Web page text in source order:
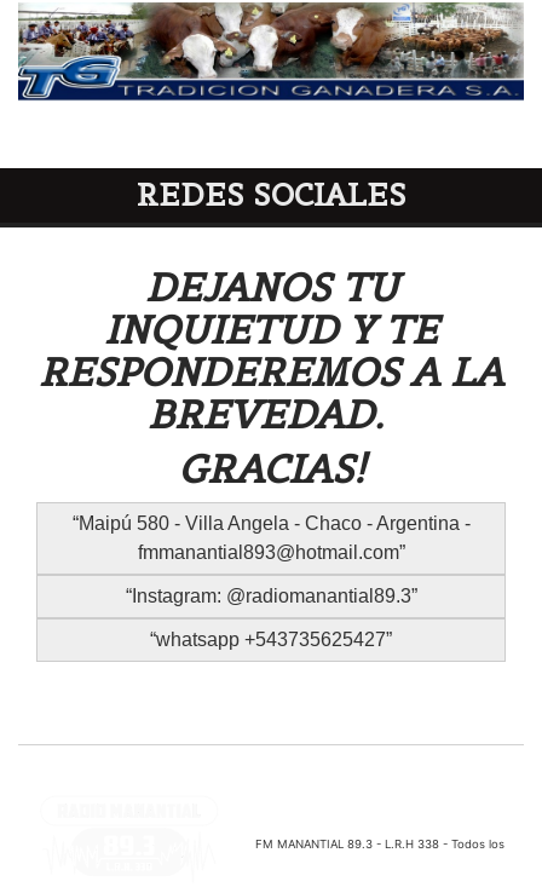
REDES SOCIALES
DEJANOS TU
INQUIETUD Y TE
RESPONDEREMOS A LA
BREVEDAD.
GRACIAS!
Maipú 580 - Villa Angela - Chaco - Argentina -
fmmanantial893@hotmail.com
Instagram: @radiomanantial89.3
whatsapp +543735625427
FM MANANTIAL 89.3 - L.R.H 338 - Todos los